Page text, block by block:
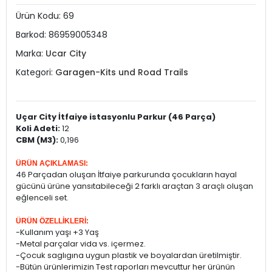
Ürün Kodu: 69
Barkod: 86959005348
Marka: Ucar City
Kategori: Garagen-Kits und Road Trails
Uçar City İtfaiye istasyonlu Parkur (46 Parça)
Koli Adeti:12
CBM (M3):0,196
ÜRÜN AÇIKLAMASI:
46 Parçadan oluşan İtfaiye parkurunda çocukların hayal
gücünü ürüne yansıtabileceği 2 farklı araçtan 3 araçlı oluşan
eğlenceli set.
ÜRÜN ÖZELLİKLERİ:
-Kullanım yaşı +3 Yaş
-Metal parçalar vida vs. içermez.
-Çocuk saglıgına uygun plastik ve boyalardan üretilmiştir.
-Bütün ürünlerimizin Test raporları mevcuttur her ürünün